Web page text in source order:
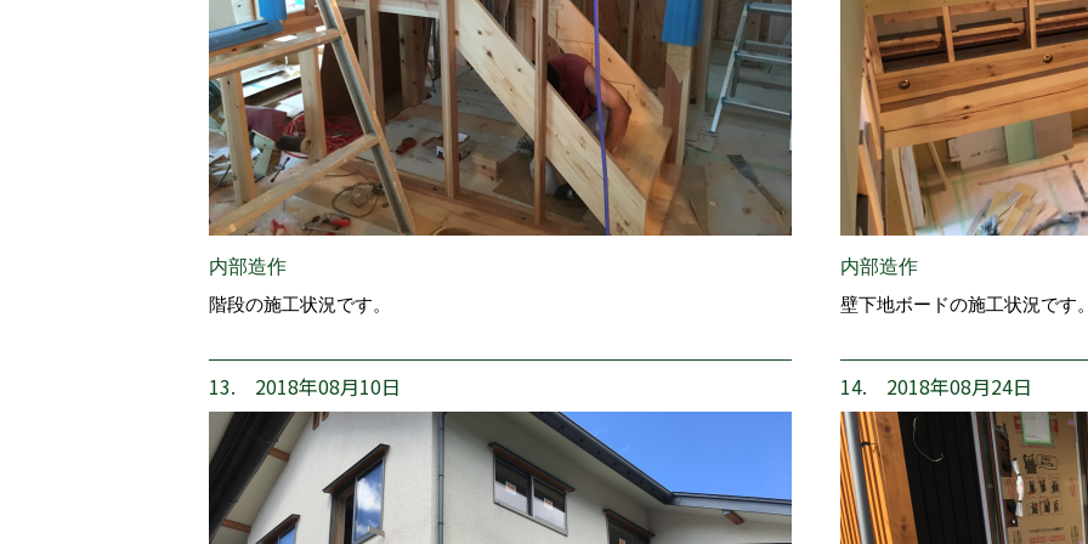
内部造作
階段の施工状況です。
内部造作
壁下地ボードの施工状況です
13. 2018年08月10日 14. 2018年08月24日